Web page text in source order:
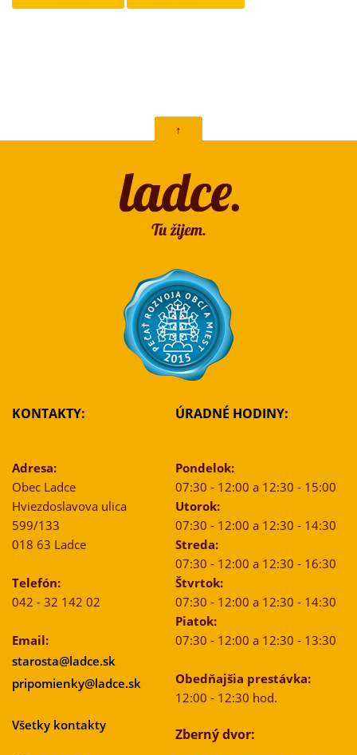
↑
KONTAKTY:
Adresa:
Obec Ladce
Hviezdoslavova ulica
599/133
018 63 Ladce
Telefón:
042 - 32 142 02
Email:
starosta@ladce.sk
pripomienky@ladce.sk
Všetky kontakty
ÚRADNÉ HODINY:
Pondelok:
07:30 - 12:00 a 12:30 - 15:00
Utorok:
07:30 - 12:00 a 12:30 - 14:30
Streda:
07:30 - 12:00 a 12:30 - 16:30
Štvrtok:
07:30 - 12:00 a 12:30 - 14:30
Piatok:
07:30 - 12:00 a 12:30 - 13:30
Obedňajšia prestávka:
12:00 - 12:30 hod.
Zberný dvor: